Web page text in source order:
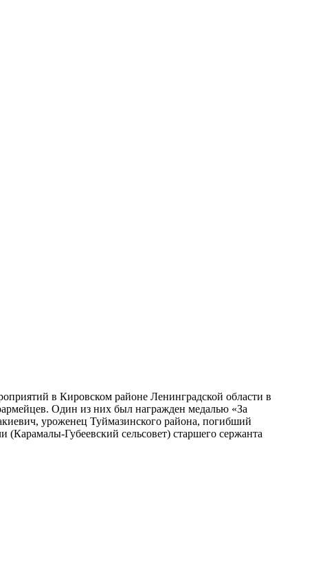
в Кировском районе Ленинградской области в
Один из них был награжден медалью «За
уроженец Туймазинского района, погибший
Губеевский сельсовет) старшего сержанта